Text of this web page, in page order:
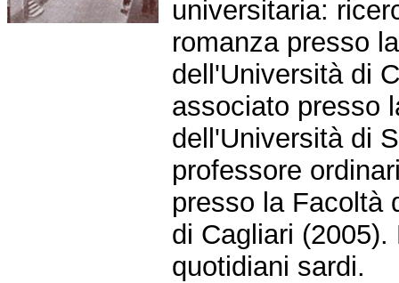
universitaria:
romanza presso
dell'Università di
associato presso
dell'Università di
professore
presso la Facoltà
di Cagliari
quotidiani sardi.